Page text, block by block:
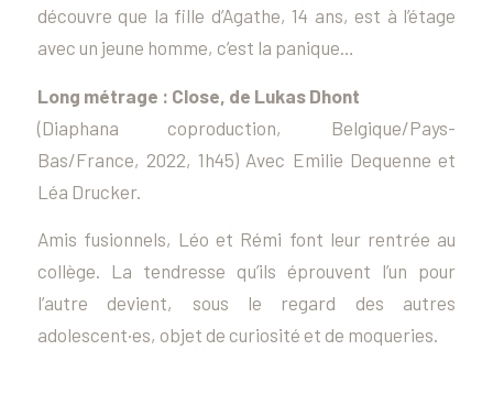
découvre que la fille d’Agathe, 14 ans, est à l’étage
avec un jeune homme, c’est la panique…
Long métrage : Close , de Lukas Dhont
(Diaphana coproduction, Belgique/Pays-
Bas/France, 2022, 1h45) Avec Emilie Dequenne et
Léa Drucker.
Amis fusionnels, Léo et Rémi font leur rentrée au
collège. La tendresse qu’ils éprouvent l’un pour
l’autre devient, sous le regard des autres
adolescent·es, objet de curiosité et de moqueries.